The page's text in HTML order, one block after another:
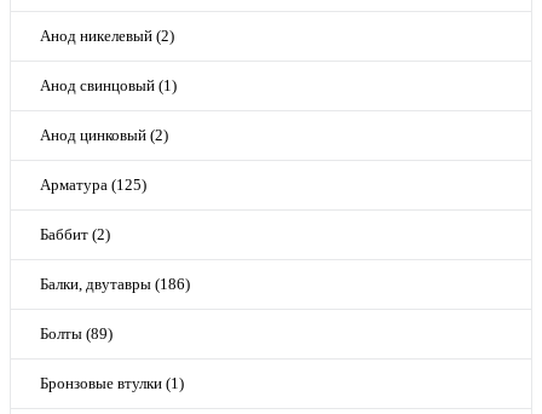
Анод никелевый (2)
Анод свинцовый (1)
Анод цинковый (2)
Арматура (125)
Баббит (2)
Балки, двутавры (186)
Болты (89)
Бронзовые втулки (1)